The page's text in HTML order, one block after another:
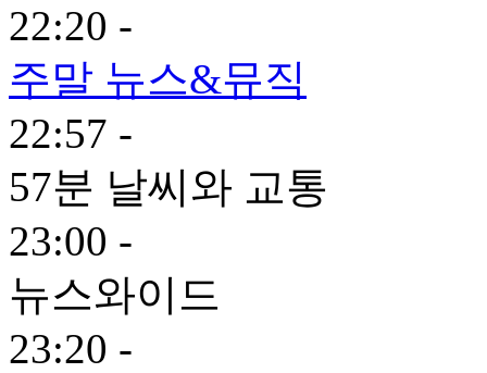
22:20 -
주말 뉴스&뮤직
22:57 -
57분 날씨와 교통
23:00 -
뉴스와이드
23:20 -